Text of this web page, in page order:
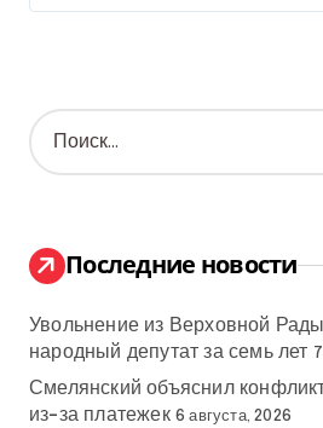
Н
а
:
Последние новости
Увольнение из Верховной Рады
народный депутат за семь лет
Смелянский объяснил
из-за платежек 6 августа, 2026